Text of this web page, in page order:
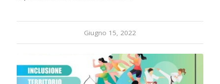
Giugno 15, 2022